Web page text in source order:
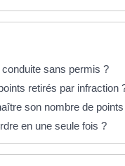
sans permis ?
retirés par infraction
son nombre de
en une seule fois ?